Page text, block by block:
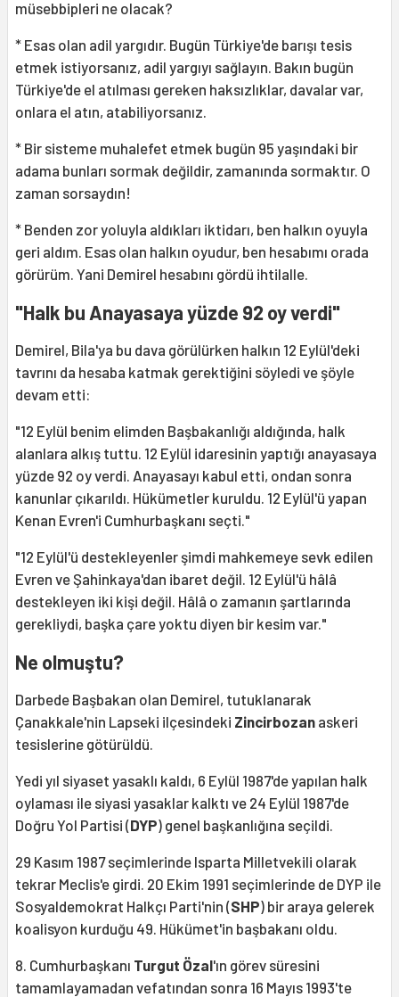
müsebbipleri ne olacak?
* Esas olan adil yargıdır. Bugün Türkiye'de barışı tesis
etmek istiyorsanız, adil yargıyı sağlayın. Bakın bugün
Türkiye'de el atılması gereken haksızlıklar, davalar var,
onlara el atın, atabiliyorsanız.
* Bir sisteme muhalefet etmek bugün 95 yaşındaki bir
adama bunları sormak değildir, zamanında sormaktır. O
zaman sorsaydın!
* Benden zor yoluyla aldıkları iktidarı, ben halkın oyuyla
geri aldım. Esas olan halkın oyudur, ben hesabımı orada
görürüm. Yani Demirel hesabını gördü ihtilalle.
"Halk bu Anayasaya yüzde 92 oy verdi"
Demirel, Bila'ya bu dava görülürken halkın 12 Eylül'deki
tavrını da hesaba katmak gerektiğini söyledi ve şöyle
devam etti:
"12 Eylül benim elimden Başbakanlığı aldığında, halk
alanlara alkış tuttu. 12 Eylül idaresinin yaptığı anayasaya
yüzde 92 oy verdi. Anayasayı kabul etti, ondan sonra
kanunlar çıkarıldı. Hükümetler kuruldu. 12 Eylül'ü yapan
Kenan Evren'i Cumhurbaşkanı seçti."
"12 Eylül'ü destekleyenler şimdi mahkemeye sevk edilen
Evren ve Şahinkaya'dan ibaret değil. 12 Eylül'ü hâlâ
destekleyen iki kişi değil. Hâlâ o zamanın şartlarında
gerekliydi, başka çare yoktu diyen bir kesim var."
Ne olmuştu?
Darbede Başbakan olan Demirel, tutuklanarak
Çanakkale'nin Lapseki ilçesindeki Zincirbozan askeri
tesislerine götürüldü.
Yedi yıl siyaset yasaklı kaldı, 6 Eylül 1987'de yapılan halk
oylaması ile siyasi yasaklar kalktı ve 24 Eylül 1987'de
Doğru Yol Partisi (DYP) genel başkanlığına seçildi.
29 Kasım 1987 seçimlerinde Isparta Milletvekili olarak
tekrar Meclis'e girdi. 20 Ekim 1991 seçimlerinde de DYP ile
Sosyaldemokrat Halkçı Parti'nin (SHP) bir araya gelerek
koalisyon kurduğu 49. Hükümet'in başbakanı oldu.
8. Cumhurbaşkanı Turgut Özal'ın görev süresini
tamamlayamadan vefatından sonra 16 Mayıs 1993'te